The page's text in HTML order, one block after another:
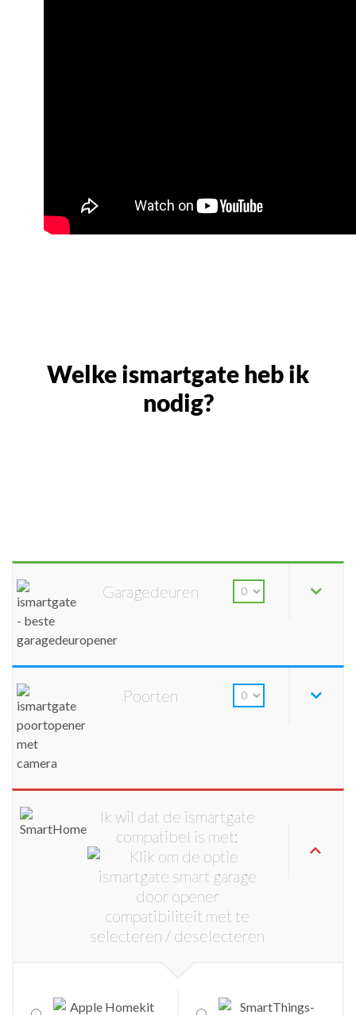
Welke ismartgate heb ik
nodig?
Garagedeuren
Poorten
Ik wil dat de ismartgate
compatibel is met: